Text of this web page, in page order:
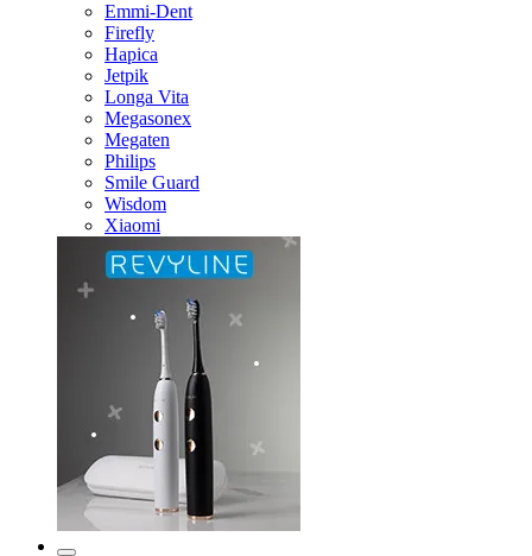
Emmi-Dent
Firefly
Hapica
Jetpik
Longa Vita
Megasonex
Megaten
Philips
Smile Guard
Wisdom
Xiaomi